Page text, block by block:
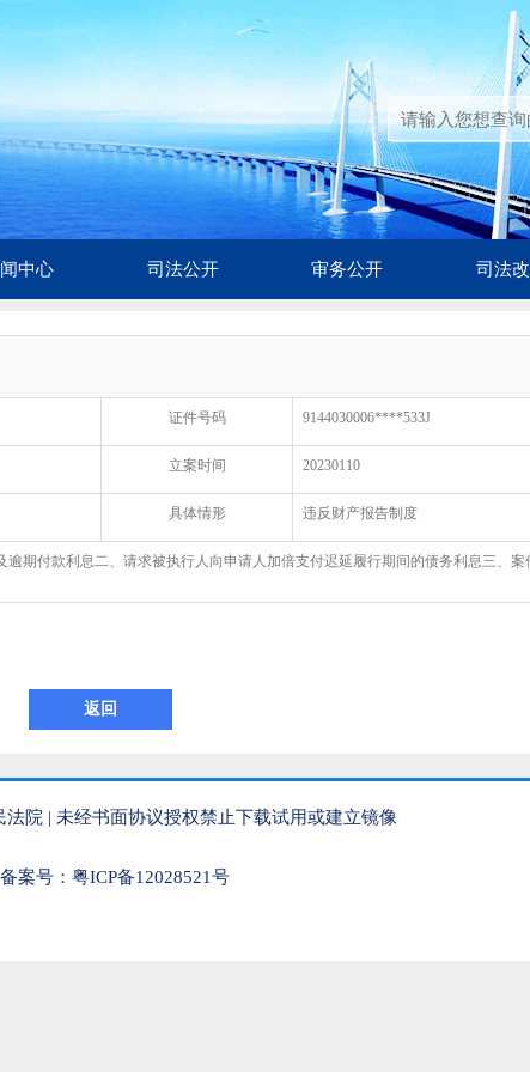
中心 司法公开 审务公开 司法
证件号码 9144030006****533J
立案时间 20230110
具体情形 违反财产报告制度
期付款利息二、请求被执行人向申请人加倍支付迟延履行期间的债务利息三、案
院 | 未经书面协议授权禁止下载试用或建立镜像
案号：粤ICP备12028521号